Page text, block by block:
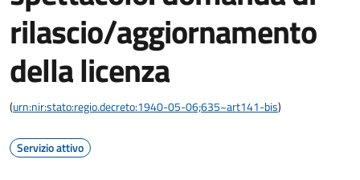
rilascio/aggiornamento
della licenza
(urn:nir:stato:regio.decreto:1940-05-06;635~art141-bis)
Servizio attivo